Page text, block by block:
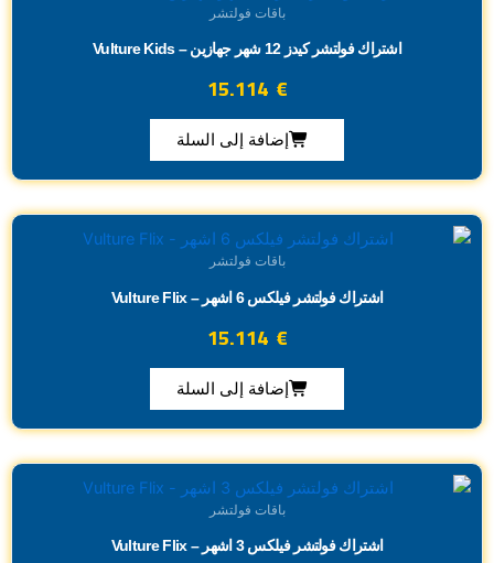
باقات فولتشر
اشتراك فولتشر كيدز 12 شهر جهازين – Vulture Kids
15.114 €
إضافة إلى السلة
باقات فولتشر
اشتراك فولتشر فيلكس 6 اشهر – Vulture Flix
15.114 €
إضافة إلى السلة
باقات فولتشر
اشتراك فولتشر فيلكس 3 اشهر – Vulture Flix